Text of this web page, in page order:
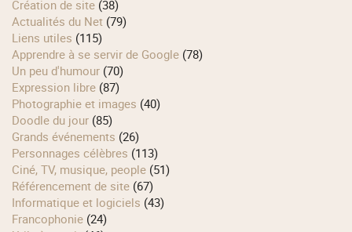
Création de site (38)
Actualités du Net (79)
Liens utiles (115)
Apprendre à se servir de Google (78)
Un peu d'humour (70)
Expression libre (87)
Photographie et images (40)
Doodle du jour (85)
Grands événements (26)
Personnages célèbres (113)
Ciné, TV, musique, people (51)
Référencement de site (67)
Informatique et logiciels (43)
Francophonie (24)